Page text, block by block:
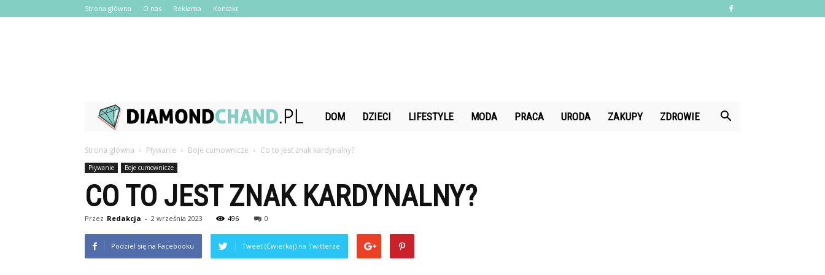
Strona główna O nas Reklama Kontakt
DiamondChand.pl
DOM DZIECI LIFESTYLE MODA PRACA URODA ZAKUPY ZDROWIE
Strona główna Pływanie Boje cumownicze Co to jest znak kardynalny?
Pływanie Boje cumownicze
CO TO JEST ZNAK KARDYNALNY?
Przez Redakcja - 2 września 2023 496 0
Podziel się na Facebooku Tweet (Ćwierkaj) na Twitterze